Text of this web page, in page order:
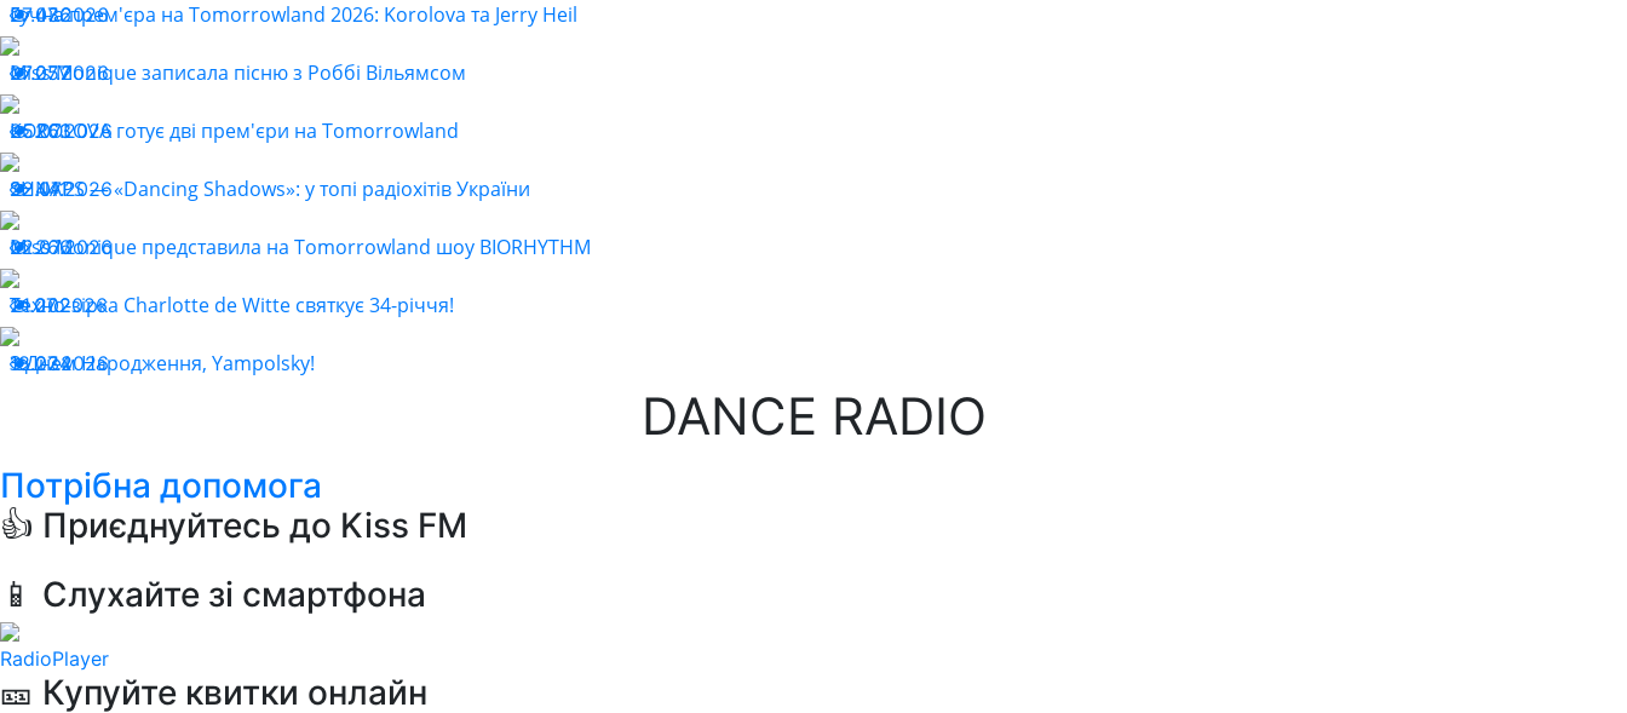
27.07.2026
436
Гучна прем'єра на Tomorrowland 2026: Korolova та Jerry Heil
27.07.2026
257
Miss Monique записала пісню з Роббі Вільямсом
25.07.2026
263
KOROLOVA готує дві прем'єри на Tomorrowland
22.07.2026
441
SHNAPS — «Dancing Shadows»: у топі радіохітів України
22.07.2026
266
Miss Monique представила на Tomorrowland шоу BIORHYTHM
21.07.2026
202
Техно-зірка Charlotte de Witte святкує 34-річчя!
18.07.2026
234
З Днем Народження, Yampolsky!
DANCE RADIO
Потрібна допомога
👍 Приєднуйтесь до Kiss FM
📱 Слухайте зі смартфона
RadioPlayer
🎫 Купуйте квитки онлайн